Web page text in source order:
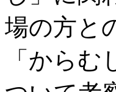
場の方と
「から